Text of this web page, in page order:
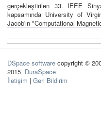
gerçekleştirilen 33. IEEE
kapsamında University of
Jacob'ın "Computational
DSpace software copyright ©
2015 DuraSpace
İletişim | Geri Bildirim